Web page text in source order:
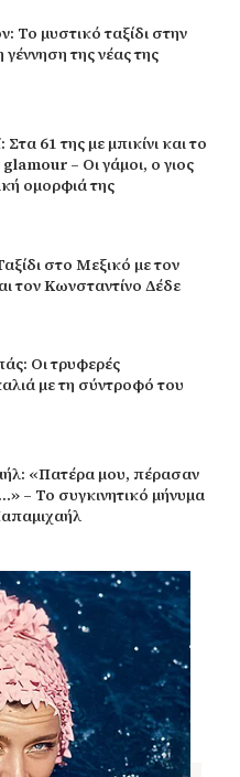
Το μυστικό ταξίδι στην
της νέας της
61 της με μπικίνι και το
– Οι γάμοι, ο γιος
ομορφιά της
στο Μεξικό με τον
τον Κωνσταντίνο Δέδε
Οι τρυφερές
με τη σύντροφό του
«Πατέρα μου, πέρασαν
– Το συγκινητικό μήνυμα